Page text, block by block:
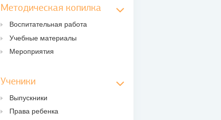
Методическая копилка
Воспитательная работа
Учебные материалы
Мероприятия
Ученики
Выпускники
Права ребенка